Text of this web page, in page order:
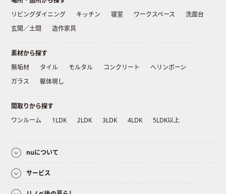
リビングダイニング
キッチン 寝室 ワークスペース
洗面台
玄関／土間
造作家具
素材から探す
無垢材
タイル モルタル コンクリート
ヘリンボーン
ガラス
躯体現し
間取りから探す
ワンルーム
1LDK 2LDK 3LDK 4LDK 5LDK以上
nuについて
サービス